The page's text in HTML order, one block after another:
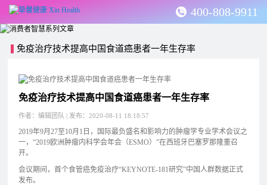
400-808-9911
免疫治疗技术提高中国食道癌患者一年生存率
免疫治疗技术提高中国食道癌患者一年生存率
作者：编辑团队 | 发布：2020-08-11 18:18:57
2019年9月27至10月1日，国际最负盛名和影响力的肿瘤学专业学术会议之
一，“2019欧洲肿瘤内科学会年会（ESMO）”在西班牙巴塞罗那隆重召
开。
会议期间，首个食管癌免疫治疗“KEYNOTE-181研究”中国人群数据正式
发布。